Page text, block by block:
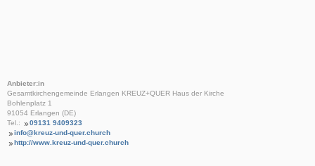
Anbieter:in
Gesamtkirchengemeinde Erlangen KREUZ+QUER Haus der Kirche
Bohlenplatz 1
91054 Erlangen (DE)
Tel.:
09131 9409323
info@kreuz-und-quer.church
http://www.kreuz-und-quer.church